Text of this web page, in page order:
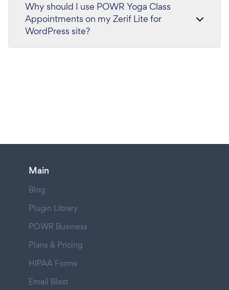
Why should I use POWR Yoga Class
Appointments on my Zerif Lite for
WordPress site?
Main
Blog
Plugin Library
POWR Business
Plans & Pricing
HIPAA Forms
Email Blast